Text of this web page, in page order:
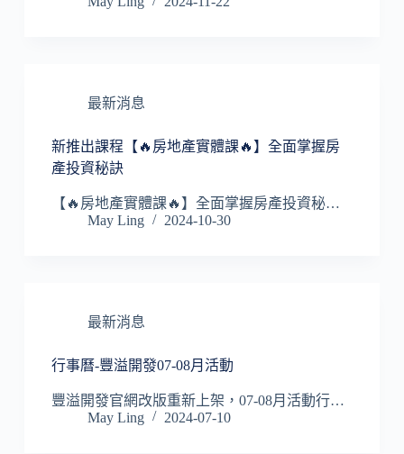
最新消息
新推出課程【🔥房地產實體課🔥】全面掌握房
產投資秘訣
【🔥房地產實體課🔥】全面掌握房產投資秘…
May Ling
2024-10-30
最新消息
行事曆-豐溢開發07-08月活動
豐溢開發官網改版重新上架，07-08月活動行…
May Ling
2024-07-10